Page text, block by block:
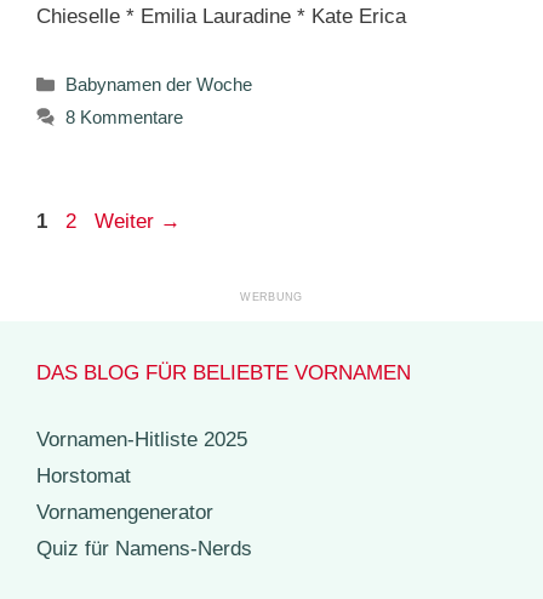
Chieselle * Emilia Lauradine * Kate Erica
Kategorien
Babynamen der Woche
8 Kommentare
Seite
1 Seite
2 Weiter →
DAS BLOG FÜR BELIEBTE VORNAMEN
Vornamen-Hitliste 2025
Horstomat
Vornamengenerator
Quiz für Namens-Nerds